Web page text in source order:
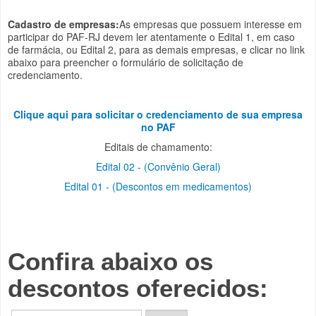
Cadastro de empresas:As empresas que possuem interesse em
participar do PAF-RJ devem ler atentamente o Edital 1, em caso
de farmácia, ou Edital 2, para as demais empresas, e clicar no link
abaixo para preencher o formulário de solicitação de
credenciamento.
Clique aqui para solicitar o credenciamento de sua empresa
no PAF
Editais de chamamento:
Edital 02 - (Convênio Geral)
Edital 01 - (Descontos em medicamentos)
Confira abaixo os
descontos oferecidos: